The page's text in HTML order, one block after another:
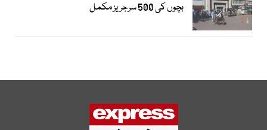
بچوں کی 500 سرجریز مکمل